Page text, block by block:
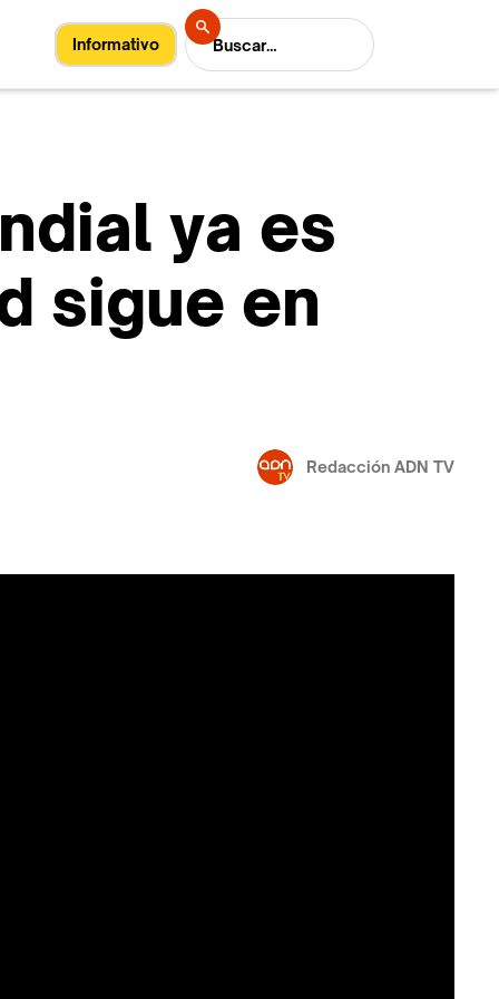
Informativo
ya es
sigue en
Redacción ADN TV